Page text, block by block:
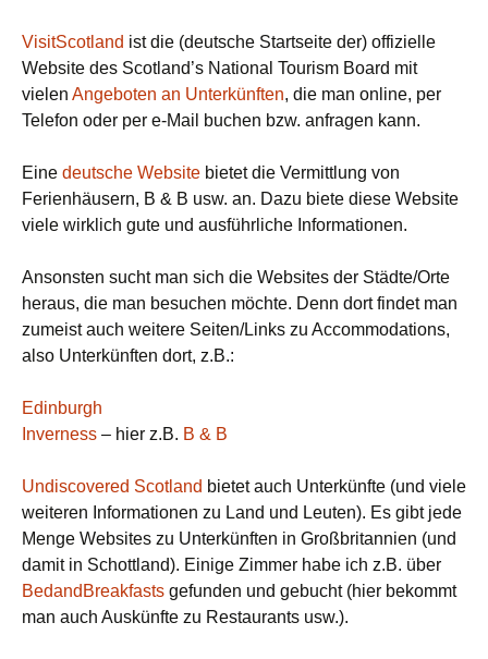
VisitScotland ist die (deutsche Startseite der) offizielle
Website des Scotland’s National Tourism Board mit
vielen Angeboten an Unterkünften, die man online, per
Telefon oder per e-Mail buchen bzw. anfragen kann.
Eine deutsche Website bietet die Vermittlung von
Ferienhäusern, B & B usw. an. Dazu biete diese Website
viele wirklich gute und ausführliche Informationen.
Ansonsten sucht man sich die Websites der Städte/Orte
heraus, die man besuchen möchte. Denn dort findet man
zumeist auch weitere Seiten/Links zu Accommodations,
also Unterkünften dort, z.B.:
Edinburgh
Inverness – hier z.B. B & B
Undiscovered Scotland bietet auch Unterkünfte (und viele
weiteren Informationen zu Land und Leuten). Es gibt jede
Menge Websites zu Unterkünften in Großbritannien (und
damit in Schottland). Einige Zimmer habe ich z.B. über
BedandBreakfasts gefunden und gebucht (hier bekommt
man auch Auskünfte zu Restaurants usw.).